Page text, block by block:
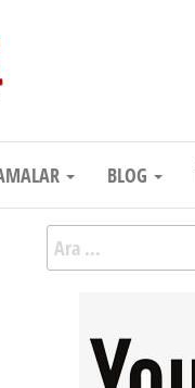
| Çorum Elektronik Firması
BLOG
Arama: